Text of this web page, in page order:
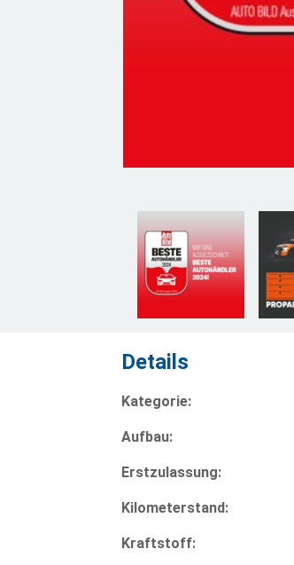
Details
Kategorie:
Aufbau:
Erstzulassung:
Kilometerstand:
Kraftstoff: